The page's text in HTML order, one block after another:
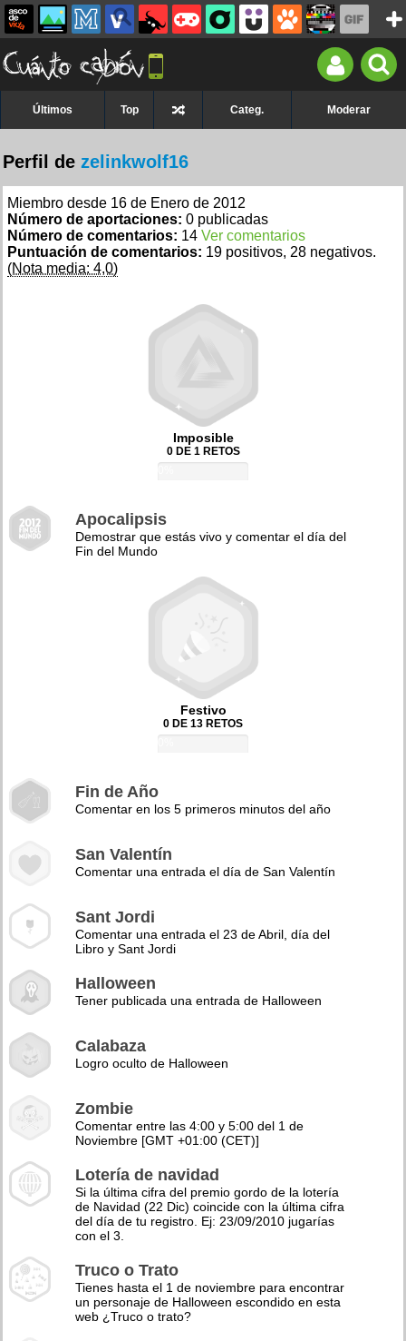
Últimos Top Categ. Moderar
Perfil de zelinkwolf16
Miembro desde 16 de Enero de 2012
Número de aportaciones: 0 publicadas
Número de comentarios: 14 Ver comentarios
Puntuación de comentarios: 19 positivos, 28 negativos.
(Nota media: 4,0)
Imposible
0 DE 1 RETOS
Apocalipsis
Demostrar que estás vivo y comentar el día del
Fin del Mundo
Festivo
0 DE 13 RETOS
Fin de Año
Comentar en los 5 primeros minutos del año
San Valentín
Comentar una entrada el día de San Valentín
Sant Jordi
Comentar una entrada el 23 de Abril, día del
Libro y Sant Jordi
Halloween
Tener publicada una entrada de Halloween
Calabaza
Logro oculto de Halloween
Zombie
Comentar entre las 4:00 y 5:00 del 1 de
Noviembre [GMT +01:00 (CET)]
Lotería de navidad
Si la última cifra del premio gordo de la lotería
de Navidad (22 Dic) coincide con la última cifra
del día de tu registro. Ej: 23/09/2010 jugarías
con el 3.
Truco o Trato
Tienes hasta el 1 de noviembre para encontrar
un personaje de Halloween escondido en esta
web ¿Truco o trato?